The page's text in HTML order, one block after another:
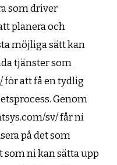
som driver
planera och
möjliga sätt kan
tjänster som
för att få en tydlig
Genom
sv/ får ni
på det som
ni kan sätta upp